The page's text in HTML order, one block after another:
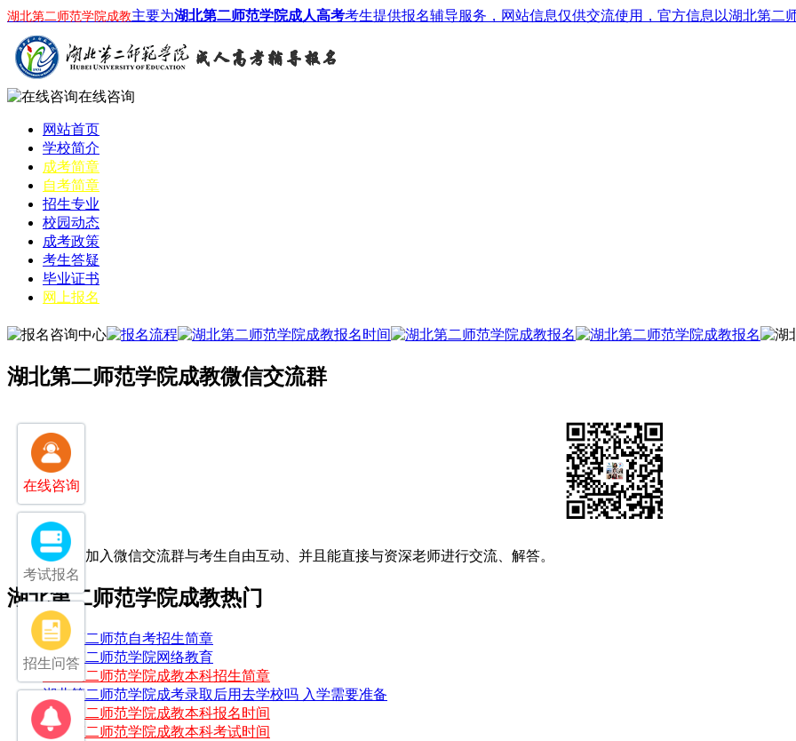
湖北第二师范学院成教主要为湖北第二师范学院成人高考考生提供报名辅导服务，网站信息仅供交流使用，官方信息以湖北第二
在线咨询
网站首页
学校简介
成考简章
自考简章
招生专业
校园动态
成考政策
考生答疑
毕业证书
网上报名
湖北第二师范学院成教微信交流群
扫一扫加入微信交流群与考生自由互动、并且能直接与资深老师进行交流、解答。
湖北第二师范学院成教热门
湖北第二师范自考招生简章
湖北第二师范学院网络教育
湖北第二师范学院成教本科招生简章
湖北第二师范学院成考录取后用去学校吗 入学需要准备
湖北第二师范学院成教本科报名时间
湖北第二师范学院成教本科考试时间
在线咨询
考试报名
招生问答